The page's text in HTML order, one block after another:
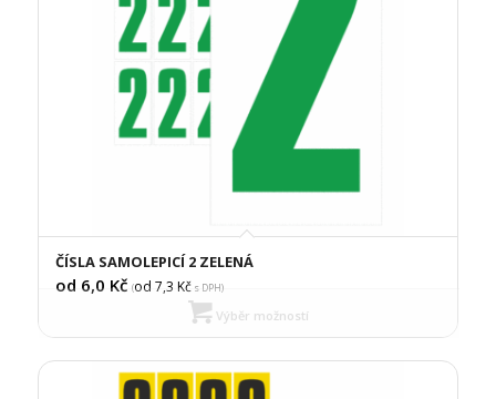
ČÍSLA SAMOLEPICÍ 2 ZELENÁ
od 6,0 Kč (od 7,3 Kčs DPH)
Výběr možností